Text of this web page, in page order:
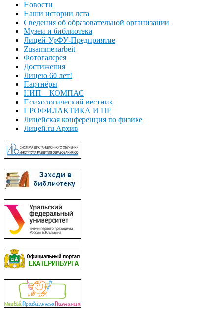
Новости
Наши истории лета
Сведения об образовательной организации
Музеи и библиотека
Лицей-УрФУ-Предприятие
Zusammenarbeit
Фотогалерея
Достижения
Лицею 60 лет!
Партнёры
НИП – КОМПАС
Психологический вестник
ПРОФИЛАКТИКА И ПР
Лицейская конференция по физике
Лицей.ru Архив